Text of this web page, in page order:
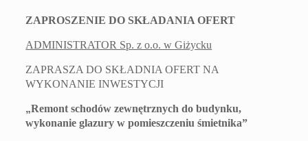
ZAPROSZENIE DO SKŁADANIA OFERT
ADMINISTRATOR Sp. z o.o. w Giżycku
ZAPRASZA DO SKŁADNIA OFERT NA
WYKONANIE INWESTYCJI
„Remont schodów zewnętrznych do budynku,
wykonanie glazury w pomieszczeniu śmietnika”